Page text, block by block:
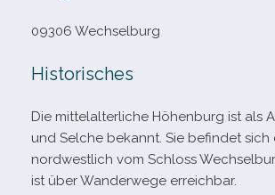
09306 Wechselburg
Historisches
Die mit­tel­al­ter­li­che Höhenburg ist als
und Selche bekannt. Sie befin­det sich
nord­west­lich vom Schloss
ist über Wanderwege erreichbar.